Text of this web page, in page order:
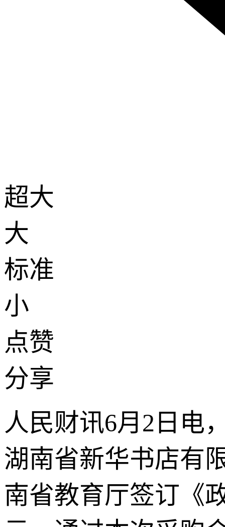
超大
大
标准
小
点赞
分享
人民财讯6月2日电
湖南省新华书店有
南省教育厅签订《